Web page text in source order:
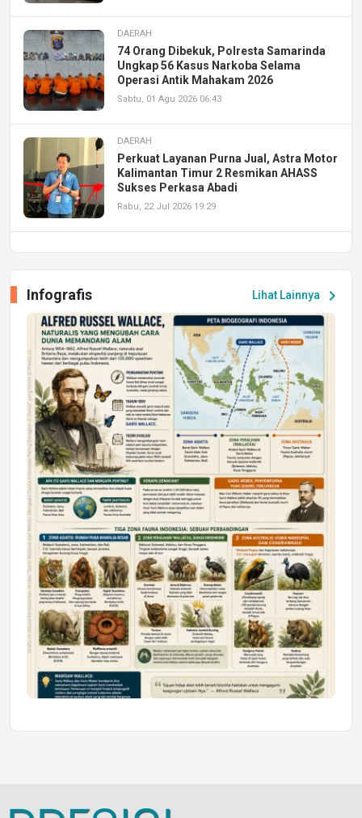
DAERAH
74 Orang Dibekuk, Polresta Samarinda
Ungkap 56 Kasus Narkoba Selama
Operasi Antik Mahakam 2026
Sabtu, 01 Agu 2026 06:43
DAERAH
Perkuat Layanan Purna Jual, Astra Motor
Kalimantan Timur 2 Resmikan AHASS
Sukses Perkasa Abadi
Rabu, 22 Jul 2026 19:29
Peluang Kerja dan Magang
Jumat, 17 Jul 2026 22:30
DAERAH
Astra Motor Kalimantan Timur 2 Dukung
Mahasiswa Samarinda dalam Astra
Honda SDGs Future Leaders 2026
Jumat, 10 Jul 2026 19:01
Lihat Lainnya chevron_right
Infografis